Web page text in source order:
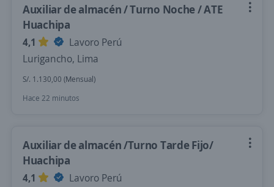
Auxiliar de almacén / Turno Noche / ATE
Huachipa
4,1
Lavoro Perú
Lurigancho, Lima
S/. 1.130,00 (Mensual)
Hace 22 minutos
Auxiliar de almacén /Turno Tarde Fijo/
Huachipa
4,1
Lavoro Perú